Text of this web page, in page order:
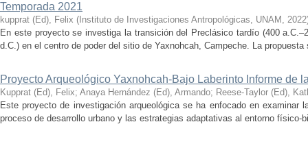
Temporada 2021
kupprat (Ed), Felix ( Instituto de Investigaciones Antropológicas, UNAM , 2022
En este proyecto se investiga la transición del Preclásico tardío (400
d.C.) en el centro de poder del sitio de Yaxnohcah, Campeche. La
Proyecto Arqueológico Yaxnohcah-Bajo Laberinto Informe de
Kupprat (Ed), Felix; Anaya Hernández (Ed), Armando; Reese-Taylor (Ed),
Este proyecto de investigación arqueológica se ha enfocado en examinar
proceso de desarrollo urbano y las estrategias adaptativas al entorno físico-